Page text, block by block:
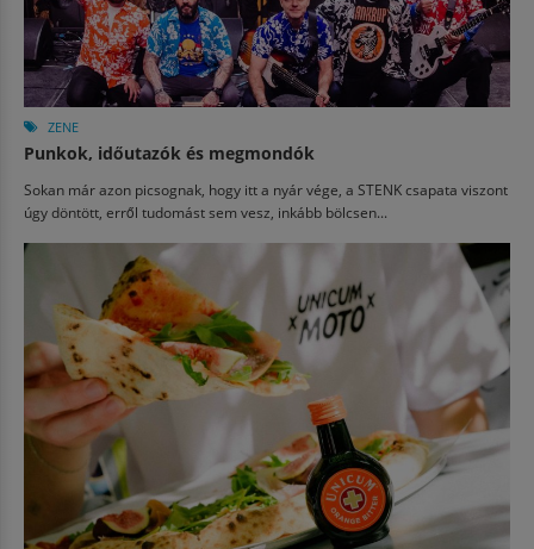
ZENE
Punkok, időutazók és megmondók
Sokan már azon picsognak, hogy itt a nyár vége, a STENK csapata viszont
úgy döntött, erről tudomást sem vesz, inkább bölcsen...